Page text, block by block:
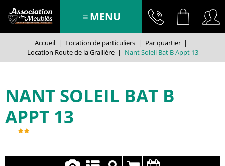
MENU
Accueil | Location de particuliers | Par quartier |
Location Route de la Graillère | Nant Soleil Bat B Appt 13
NANT SOLEIL BAT B
APPT 13